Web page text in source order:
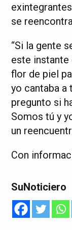
se
“Si la gente
este instante
flor de piel
yo cantaba a
pregunto si
Somos tú y
un
Con
SuNoticiero